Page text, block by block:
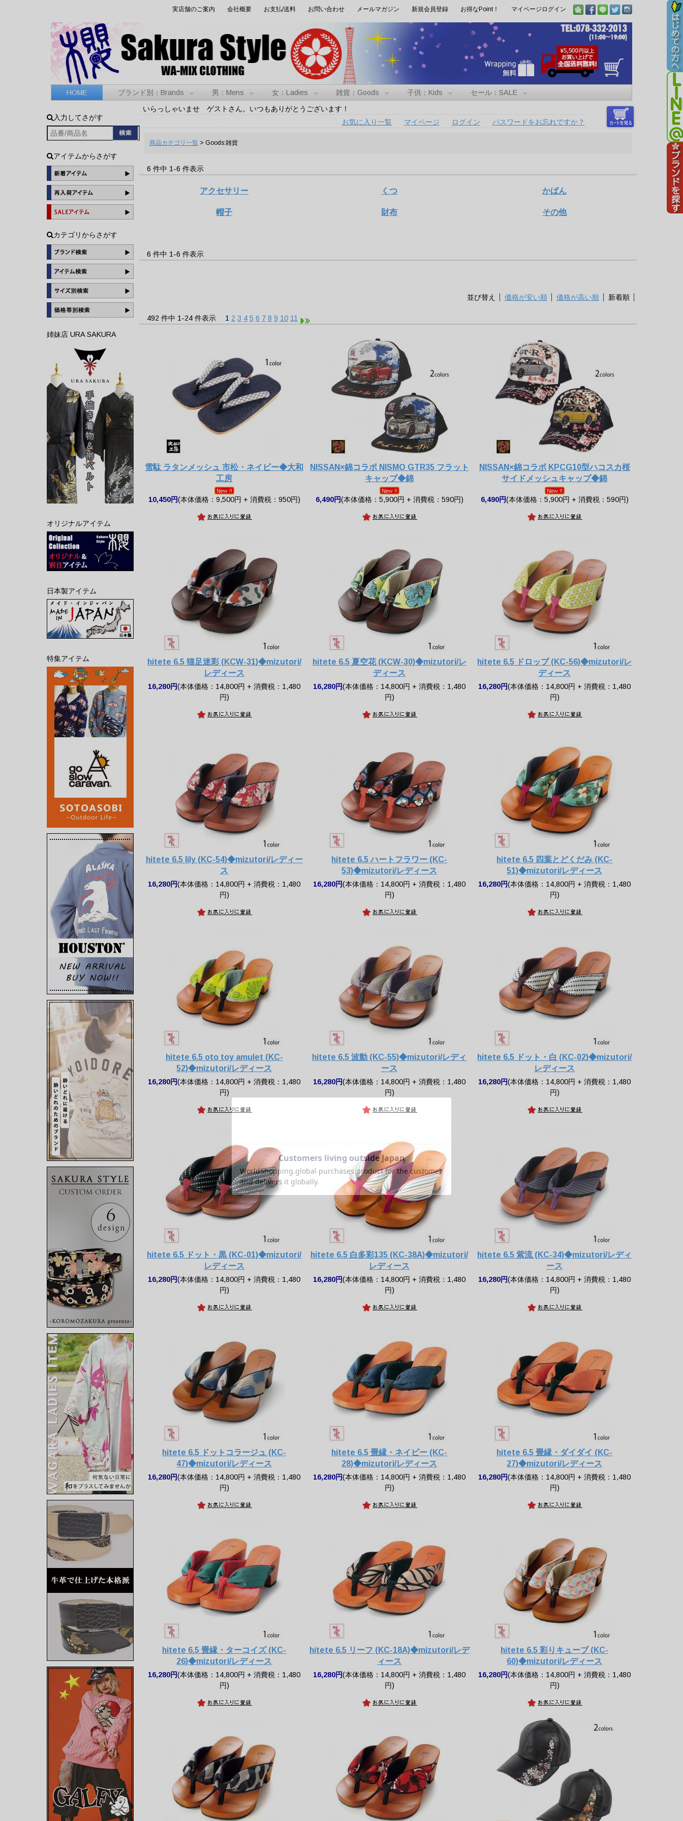
実店舗のご案内 会社概要 お支払/送料 お問い合わせ メールマガジン 新規会員登録 お得なPoint！ マイページログイン
HOME ブランド別：Brands 男：Mens 女：Ladies 雑貨：Goods 子供：Kids セール：SALE
入力してさがす
アイテムからさがす
カテゴリからさがす
姉妹店 URA SAKURA
オリジナルアイテム
日本製アイテム
特集アイテム
いらっしゃいませ ゲストさん。いつもありがとうございます！
お気に入り一覧
マイページ ログイン パスワードをお忘れですか？
商品カテゴリ一覧> Goods:雑貨
6 件中 1-6 件表示
アクセサリー くつ かばん
帽子 財布 その他
6 件中 1-6 件表示
並び替え 価格が安い順 価格が高い順 新着順
492 件中 1-24 件表示 1 2 3 4 5 6 7 8 9 10 11
雪駄 ラタンメッシュ 市松・ネイビー◆大和
工房
10,450円(本体価格：9,500円 + 消費税：950円)
NISSAN×錦コラボ NISMO GTR35 フラット
キャップ◆錦
6,490円(本体価格：5,900円 + 消費税：590円)
NISSAN×錦コラボ KPCG10型ハコスカ桜
サイドメッシュキャップ◆錦
6,490円(本体価格：5,900円 + 消費税：590円)
hitete 6.5 猫足迷彩 (KCW-31)◆mizutori/
レディース
16,280円(本体価格：14,800円 + 消費税：1,480
円)
hitete 6.5 夏空花 (KCW-30)◆mizutori/レ
ディース
16,280円(本体価格：14,800円 + 消費税：1,480
円)
hitete 6.5 ドロップ (KC-56)◆mizutori/レ
ディース
16,280円(本体価格：14,800円 + 消費税：1,480
円)
hitete 6.5 lily (KC-54)◆mizutori/レディー
ス
16,280円(本体価格：14,800円 + 消費税：1,480
円)
hitete 6.5 ハートフラワー (KC-
53)◆mizutori/レディース
16,280円(本体価格：14,800円 + 消費税：1,480
円)
hitete 6.5 四葉とどくだみ (KC-
51)◆mizutori/レディース
16,280円(本体価格：14,800円 + 消費税：1,480
円)
hitete 6.5 oto toy amulet (KC-
52)◆mizutori/レディース
16,280円(本体価格：14,800円 + 消費税：1,480
円)
hitete 6.5 波動 (KC-55)◆mizutori/レディ
ース
16,280円(本体価格：14,800円 + 消費税：1,480
円)
hitete 6.5 ドット・白 (KC-02)◆mizutori/
レディース
16,280円(本体価格：14,800円 + 消費税：1,480
円)
hitete 6.5 ドット・黒 (KC-01)◆mizutori/
レディース
16,280円(本体価格：14,800円 + 消費税：1,480
円)
hitete 6.5 白多彩135 (KC-38A)◆mizutori/
レディース
16,280円(本体価格：14,800円 + 消費税：1,480
円)
hitete 6.5 紫流 (KC-34)◆mizutori/レディ
ース
16,280円(本体価格：14,800円 + 消費税：1,480
円)
hitete 6.5 ドットコラージュ (KC-
47)◆mizutori/レディース
16,280円(本体価格：14,800円 + 消費税：1,480
円)
hitete 6.5 畳縁・ネイビー (KC-
28)◆mizutori/レディース
16,280円(本体価格：14,800円 + 消費税：1,480
円)
hitete 6.5 畳縁・ダイダイ (KC-
27)◆mizutori/レディース
16,280円(本体価格：14,800円 + 消費税：1,480
円)
hitete 6.5 畳縁・ターコイズ (KC-
26)◆mizutori/レディース
16,280円(本体価格：14,800円 + 消費税：1,480
円)
hitete 6.5 リーフ (KC-18A)◆mizutori/レデ
ィース
16,280円(本体価格：14,800円 + 消費税：1,480
円)
hitete 6.5 彩りキューブ (KC-
60)◆mizutori/レディース
16,280円(本体価格：14,800円 + 消費税：1,480
円)